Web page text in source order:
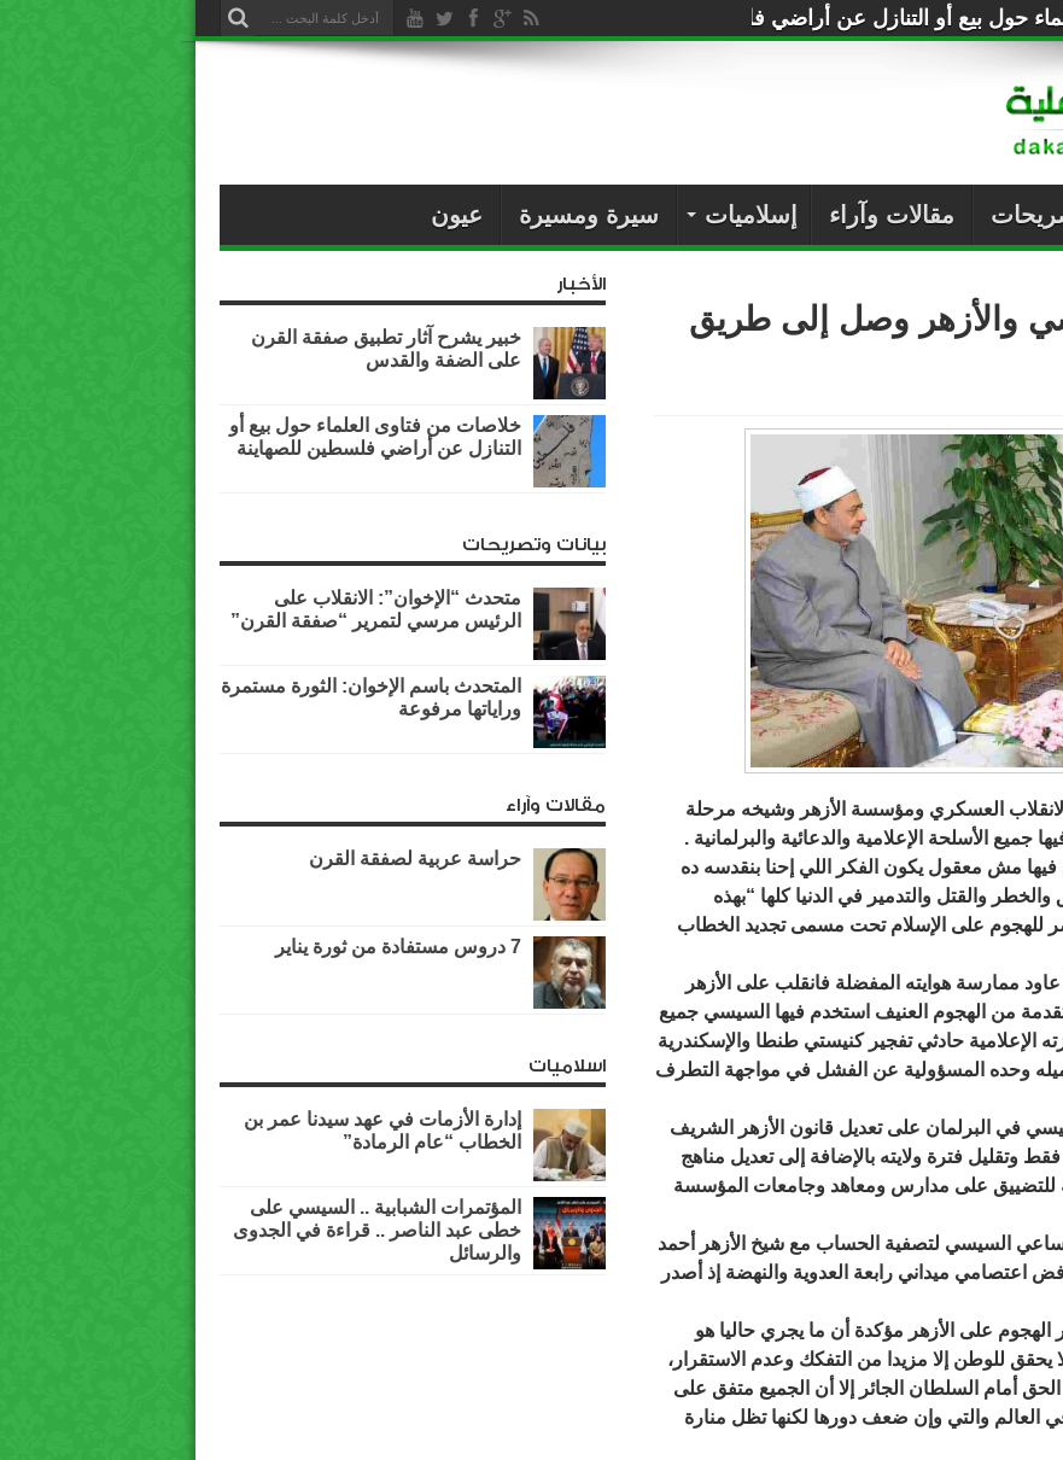
حول بيع أو التنازل عن أراضي فلسطين للصهاينة
مقالات وآراء إسلاميات سيرة ومسيرة عيون
والأزهر وصل إلى طريق
العسكري ومؤسسة الأزهر وشيخه مرحلة
الأسلحة الإعلامية والدعائية والبرلمانية .
فيها مش معقول يكون الفكر اللي إحنا بنقدسه ده
والقتل والتدمير في الدنيا كلها “بهذه
للهجوم على الإسلام تحت مسمى تجديد الخطاب
ممارسة هوايته المفضلة فانقلب على الأزهر
من الهجوم العنيف استخدم فيها السيسي جميع
الإعلامية حادثي تفجير كنيستي طنطا والإسكندرية
وحده المسؤولية عن الفشل في مواجهة التطرف
في البرلمان على تعديل قانون الأزهر الشريف
وتقليل فترة ولايته بالإضافة إلى تعديل مناهج
للتضييق على مدارس ومعاهد وجامعات المؤسسة
السيسي لتصفية الحساب مع شيخ الأزهر أحمد
ميداني رابعة العدوية والنهضة إذ أصدر
على الأزهر مؤكدة أن ما يجري حاليا هو
يحقق للوطن إلا مزيدا من التفكك وعدم الاستقرار،
أمام السلطان الجائر إلا أن الجميع متفق على
والتي وإن ضعف دورها لكنها تظل منارة
الأخبار
خبير يشرح آثار تطبيق صفقة القرن
على الضفة والقدس
خلاصات من فتاوى العلماء حول بيع أو
التنازل عن أراضي فلسطين للصهاينة
بيانات وتصريحات
متحدث “الإخوان”: الانقلاب على
الرئيس مرسي لتمرير “صفقة القرن”
المتحدث باسم الإخوان: الثورة مستمرة
وراياتها مرفوعة
مقالات وآراء
حراسة عربية لصفقة القرن
7 دروس مستفادة من ثورة يناير
اسلاميات
إدارة الأزمات في عهد سيدنا عمر بن
الخطاب “عام الرمادة”
المؤتمرات الشبابية .. السيسي على
خطى عبد الناصر .. قراءة في الجدوى
والرسائل